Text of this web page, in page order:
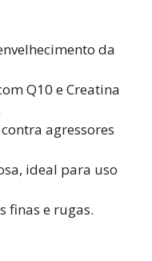
da
Q10 e Creatina
agressores
ideal para uso
finas e rugas.